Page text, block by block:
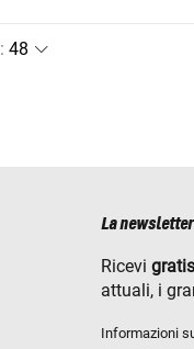
:
La
Ricevi gratis
attuali, i
Informazioni